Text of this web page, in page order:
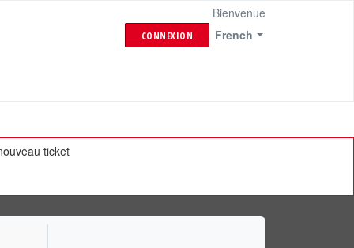
French
Bienvenue
CONNEXION
ticket